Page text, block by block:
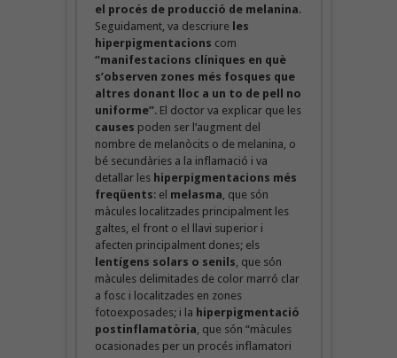
el procés de producció de melanina.
Seguidament, va descriureles
hiperpigmentacions com
“manifestacions clíniques en què
s’observen zones més fosques que
altres donant lloc a un to de pell no
uniforme”. El doctor va explicar que les
causes poden ser l’augment del
nombre de melanòcits o de melanina, o
bé secundàries a la inflamació i va
detallar les hiperpigmentacions més
freqüents: el melasma , que són
màcules localitzades principalment les
galtes, el front o el llavi superior i
afecten principalment dones; els
lentígens solars o senils , que són
màcules delimitades de color marró clar
a fosc i localitzades en zones
fotoexposades; i la hiperpigmentació
postinflamatòria , que són “màcules
ocasionades per un procés inflamatori